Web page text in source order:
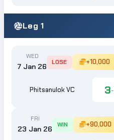
Leg 1
WED
7 Jan 26
Phitsanulok VC 3-
LOSE +10,000
FRI
23 Jan 26
WIN +90,000